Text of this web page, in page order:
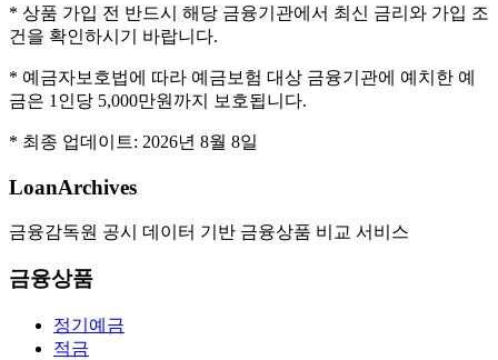
* 상품 가입 전 반드시 해당 금융기관에서 최신 금리와 가입 조
건을 확인하시기 바랍니다.
* 예금자보호법에 따라 예금보험 대상 금융기관에 예치한 예
금은 1인당 5,000만원까지 보호됩니다.
* 최종 업데이트: 2026년 8월 8일
LoanArchives
금융감독원 공시 데이터 기반 금융상품 비교 서비스
금융상품
정기예금
적금